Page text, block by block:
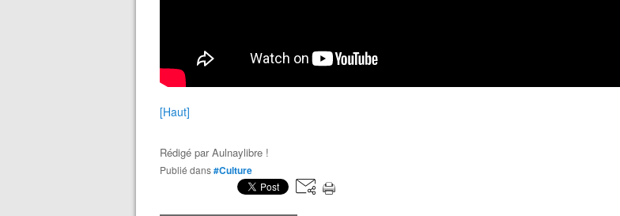
[Haut]
Rédigé parAulnaylibre !
Publié dans#Culture